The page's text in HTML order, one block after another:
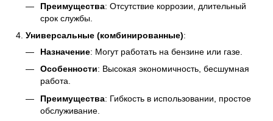
Преимущества: Отсутствие коррозии, длительный
срок службы.
Универсальные (комбинированные):
Назначение: Могут работать на бензине или газе.
Особенности: Высокая экономичность, бесшумная
работа.
Преимущества: Гибкость в использовании, простое
обслуживание.